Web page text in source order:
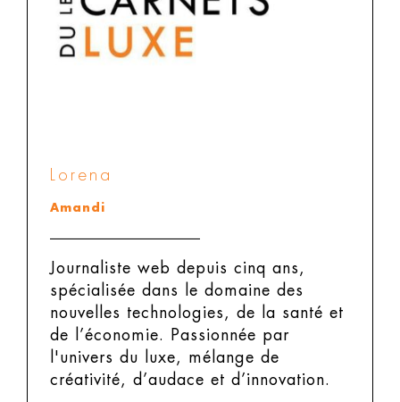
Lorena
Amandi
Journaliste web depuis cinq ans,
spécialisée dans le domaine des
nouvelles technologies, de la santé et
de l’économie. Passionnée par
l'univers du luxe, mélange de
créativité, d’audace et d’innovation.